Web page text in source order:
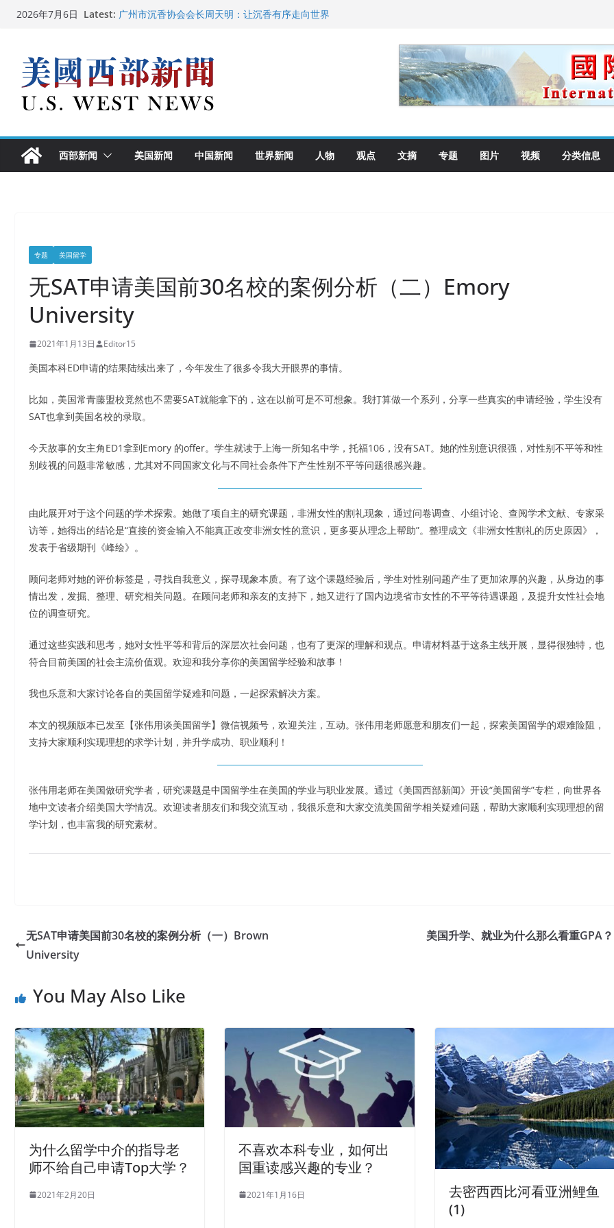
Skip2026年7月6日 Latest: 广州市沉香协会会长周天明：让沉香有序走向世界
美国最高法院维持“出生公民权” : 出生在美国就是美国人！
中国驻美国大使谢锋邀请美国老教师罗纳德·萨科尔斯基再次访华
西部新闻 美国新闻 中国新闻 世界新闻 人物 观点 文摘 专题 图片 视频 分类信息
专题 美国留学
无SAT申请美国前30名校的案例分析（二）Emory
University
2021年1月13日 Editor15
美国本科ED申请的结果陆续出来了，今年发生了很多令我大开眼界的事情。
比如，美国常青藤盟校竟然也不需要SAT就能拿下的，这在以前可是不可想象。我打算做一个系列，分享一些真实的申请经验，学生没有
SAT也拿到美国名校的录取。
今天故事的女主角ED1拿到Emory 的offer。学生就读于上海一所知名中学，托福106，没有SAT。她的性别意识很强，对性别不平等和性
别歧视的问题非常敏感，尤其对不同国家文化与不同社会条件下产生性别不平等问题很感兴趣。
由此展开对于这个问题的学术探索。她做了项自主的研究课题，非洲女性的割礼现象，通过问卷调查、小组讨论、查阅学术文献、专家采
访等，她得出的结论是“直接的资金输入不能真正改变非洲女性的意识，更多要从理念上帮助”。整理成文《非洲女性割礼的历史原因》，
发表于省级期刊《峰绘》。
顾问老师对她的评价标签是，寻找自我意义，探寻现象本质。有了这个课题经验后，学生对性别问题产生了更加浓厚的兴趣，从身边的事
情出发，发掘、整理、研究相关问题。在顾问老师和亲友的支持下，她又进行了国内边境省市女性的不平等待遇课题，及提升女性社会地
位的调查研究。
通过这些实践和思考，她对女性平等和背后的深层次社会问题，也有了更深的理解和观点。申请材料基于这条主线开展，显得很独特，也
符合目前美国的社会主流价值观。欢迎和我分享你的美国留学经验和故事！
我也乐意和大家讨论各自的美国留学疑难和问题，一起探索解决方案。
本文的视频版本已发至【张伟用谈美国留学】微信视频号，欢迎关注，互动。张伟用老师愿意和朋友们一起，探索美国留学的艰难险阻，
支持大家顺利实现理想的求学计划，并升学成功、职业顺利！
张伟用老师在美国做研究学者，研究课题是中国留学生在美国的学业与职业发展。通过《美国西部新闻》开设“美国留学”专栏，向世界各
地中文读者介绍美国大学情况。欢迎读者朋友们和我交流互动，我很乐意和大家交流美国留学相关疑难问题，帮助大家顺利实现理想的留
学计划，也丰富我的研究素材。
无SAT申请美国前30名校的案例分析（一）Brown
University
美国升学、就业为什么那么看重GPA？
You May Also Like
为什么留学中介的指导老
师不给自己申请Top大学？
2021年2月20日
不喜欢本科专业，如何出
国重读感兴趣的专业？
2021年1月16日
去密西西比河看亚洲鲤鱼
(1)